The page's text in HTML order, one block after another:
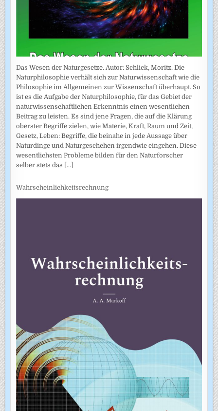
Das Wesen der Naturgesetze. Autor: Schlick, Moritz. Die
Naturphilosophie verhält sich zur Naturwissenschaft wie die
Philosophie im Allgemeinen zur Wissenschaft überhaupt. So
ist es die Aufgabe der Naturphilosophie, für das Gebiet der
naturwissenschaftlichen Erkenntnis einen wesentlichen
Beitrag zu leisten. Es sind jene Fragen, die auf die Klärung
oberster Begriffe zielen, wie Materie, Kraft, Raum und Zeit,
Gesetz, Leben: Begriffe, die beinahe in jede Aussage über
Naturdinge und Naturgeschehen irgendwie eingehen. Diese
wesentlichsten Probleme bilden für den Naturforscher
selber stets das [...]
Wahrscheinlichkeitsrechnung